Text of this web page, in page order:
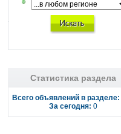
Статистика раздела
Всего объявлений в разделе:
За сегодня: 0